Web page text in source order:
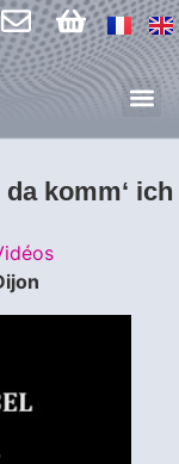
komm‘ ich